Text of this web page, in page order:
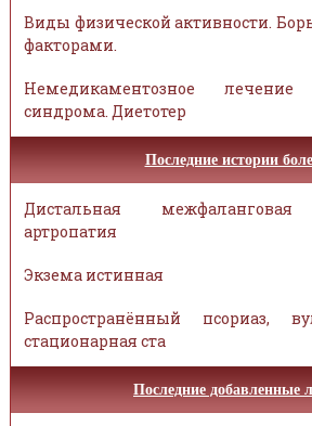
Виды физической активности.
факторами.
Немедикаментозное лечение
синдрома. Диетотер
Последние истории
Дистальная межфаланговая
артропатия
Экзема истинная
Распространённый псориаз,
стационарная ста
Последние добавленные